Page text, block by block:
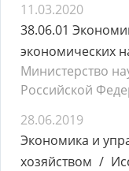
11.03.2020
38.06.01
экономических
Министерство
Российской
28.06.2019
Экономика и
хозяйством